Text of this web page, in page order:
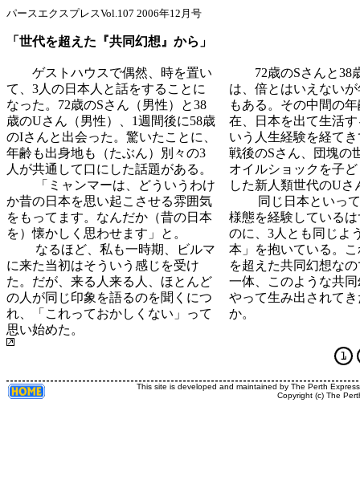
パースエクスプレスVol.107 2006年12月号
「世代を超えた『共同幻想』から」
ゲストハウスで偶然、時を置い
て、3人の日本人と話をすることに
なった。72歳のSさん（男性）と38
歳のUさん（男性）、1週間後に58歳
のIさんと出会った。驚いたことに、
年齢も出身地も（たぶん）別々の3
人が共通して口にした話題がある。
「ミャンマーは、どういうわけ
か昔の日本を思い起こさせる雰囲気
をもってます。なんだか（昔の日本
を）懐かしく思わせます」と。
なるほど、私も一時期、ビルマ
に来た当初はそういう感じを受け
た。だが、来る人来る人、ほとんど
の人が同じ印象を語るのを聞くにつ
れ、「これっておかしくない」って
思い始めた。
72歳のSさんと38
は、倍とはいえない
もある。その中間の
在、日本を出て生活
いう人生経験を経て
戦後のSさん、団塊の
オイルショックを子
した新人類世代のUさ
同じ日本といっ
様態を経験している
のに、3人とも同じよ
本」を抱いている。
を超えた共同幻想な
一体、このような共
やって生み出されて
か。
This site is developed and maintained by The Perth
Copyright (c) The